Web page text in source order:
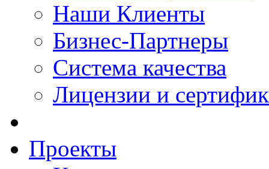
Наши Клиенты
Бизнес-Партнеры
Система качества
Лицензии и
Проекты